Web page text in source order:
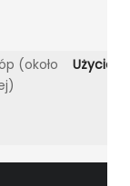
(około
Użycie